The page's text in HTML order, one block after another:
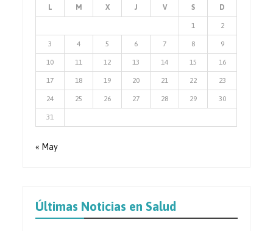
L M X J V S D
1 2
3 4 5 6 7 8 9
10 11 12 13 14 15 16
17 18 19 20 21 22 23
24 25 26 27 28 29 30
31
« May
Últimas Noticias en Salud